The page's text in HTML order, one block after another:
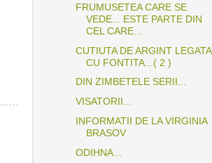
FRUMUSETEA CARE SE
VEDE... ESTE PARTE DIN
CEL CARE...
CUTIUTA DE ARGINT LEGATA
CU FONTITA...( 2 )
DIN ZIMBETELE SERII...
VISATORII...
INFORMATII DE LA VIRGINIA
BRASOV
ODIHNA...